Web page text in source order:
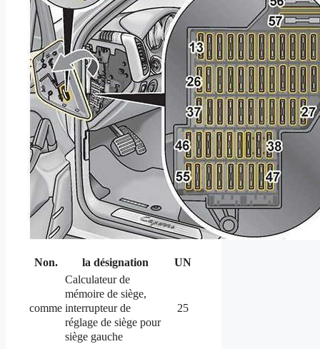
Non. la désignation UN
comme
Calculateur de
mémoire de siège,
interrupteur de
réglage de siège pour
siège gauche
25